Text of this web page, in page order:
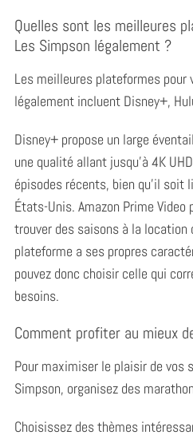
Quelles sont les meilleures
Les Simpson légalement ?
Les meilleures plateformes pour
légalement incluent Disney+,
Disney+ propose un large
une qualité allant jusqu’à 4K
épisodes récents, bien qu’il
États-Unis. Amazon Prime
trouver des saisons à la location
plateforme a ses propres
pouvez donc choisir celle qui
besoins.
Comment profiter au mieux
Pour maximiser le plaisir de vos
Simpson, organisez des
Choisissez des thèmes
S
a
r
f
r
: